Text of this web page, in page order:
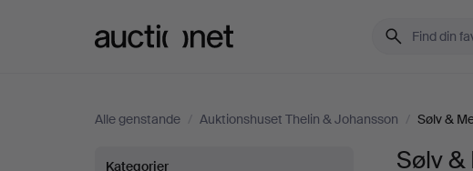
Alle genstande / Auktionshuset Thelin & Johansson / Sølv &
Kategorier
Sølv